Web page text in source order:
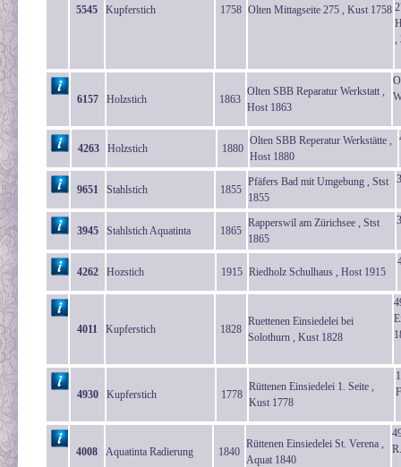
5545 Kupferstich 1758 Olten Mittagseite 275 , Kust 1758
,
6157 Holzstich 1863
Olten SBB Reparatur Werkstatt ,
Host 1863
4263 Holzstich 1880
Olten SBB Reperatur Werkstätte ,
Host 1880
9651 Stahlstich 1855
Pfäfers Bad mit Umgebung , Stst
1855
3945 Stahlstich Aquatinta 1865
Rapperswil am Zürichsee , Stst
1865
4262 Hozstich 1915 Riedholz Schulhaus , Host 1915
4011 Kupferstich 1828
Ruettenen Einsiedelei bei
Solothurn , Kust 1828
4930 Kupferstich 1778
Rüttenen Einsiedelei 1. Seite ,
Kust 1778
4008 Aquatinta Radierung 1840
Rüttenen Einsiedelei St. Verena ,
Aquat 1840